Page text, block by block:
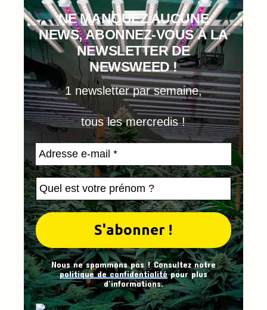
NE MANQUEZ AUCUNE
NEWS, ABONNEZ-VOUS À LA
NEWSLETTER DE
NEWSWEED !
1 newsletter par semaine,
tous les mercredis !
Nous ne spammons pas ! Consultez notre
politique de confidentialitépour plus
d’informations.